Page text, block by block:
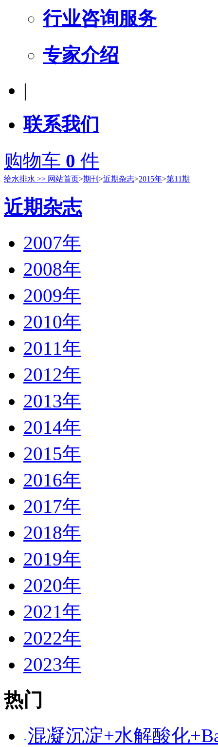
行业咨询服务
专家介绍
|
联系我们
购物车 0 件
给水排水 >> 网站首页>期刊 >近期杂志>2015年>第11期
近期杂志
2007年
2008年
2009年
2010年
2011年
2012年
2013年
2014年
2015年
2016年
2017年
2018年
2019年
2020年
2021年
2022年
2023年
热门
混凝沉淀+水解酸化